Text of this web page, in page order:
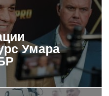
Умара